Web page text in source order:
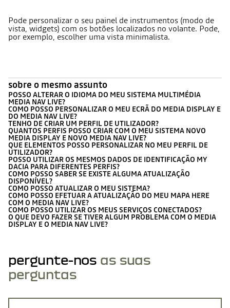
Pode personalizar o seu painel de instrumentos (modo de
vista, widgets) com os botões localizados no volante. Pode,
por exemplo, escolher uma vista minimalista.
sobre o mesmo assunto
POSSO ALTERAR O IDIOMA DO MEU SISTEMA MULTIMÉDIA
MEDIA NAV LIVE?
COMO POSSO PERSONALIZAR O MEU ECRÃ DO MEDIA DISPLAY E
DO MEDIA NAV LIVE?
TENHO DE CRIAR UM PERFIL DE UTILIZADOR?
QUANTOS PERFIS POSSO CRIAR COM O MEU SISTEMA NOVO
MEDIA DISPLAY E NOVO MEDIA NAV LIVE?
QUE ELEMENTOS POSSO PERSONALIZAR NO MEU PERFIL DE
UTILIZADOR?
POSSO UTILIZAR OS MESMOS DADOS DE IDENTIFICAÇÃO MY
DACIA PARA DIFERENTES PERFIS?
COMO POSSO SABER SE EXISTE ALGUMA ATUALIZAÇÃO
DISPONÍVEL?
COMO POSSO ATUALIZAR O MEU SISTEMA?
COMO POSSO EFETUAR A ATUALIZAÇÃO DO MEU MAPA HERE
COM O MEDIA NAV LIVE?
COMO POSSO UTILIZAR OS MEUS SERVIÇOS CONECTADOS?
O QUE DEVO FAZER SE TIVER ALGUM PROBLEMA COM O MEDIA
DISPLAY E O MEDIA NAV LIVE?
pergunte-nos as suas
perguntas